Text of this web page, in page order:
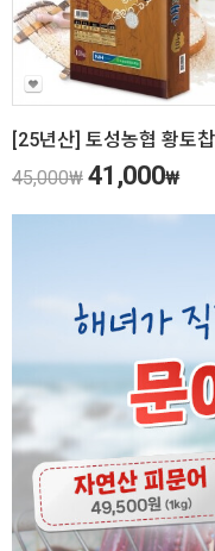
45,000₩ 41,000₩